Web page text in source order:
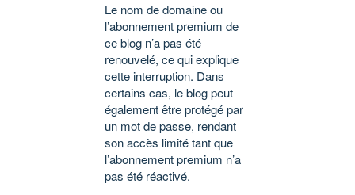
Le nom de domaine ou
l’abonnement premium de
ce blog n’a pas été
renouvelé, ce qui explique
cette interruption. Dans
certains cas, le blog peut
également être protégé par
un mot de passe, rendant
son accès limité tant que
l’abonnement premium n’a
pas été réactivé.